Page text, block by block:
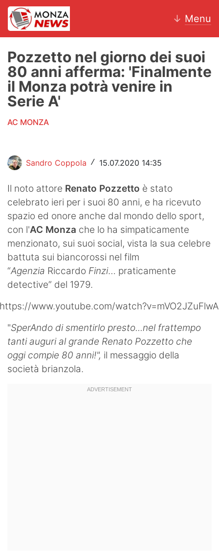
↓ Menu
News
AC Monza
Calcio
Volley
Hockey
Altri sport
Hockey
Pallanuoto
Pallamano
Turismo
Eventi
Pozzetto nel giorno dei suoi
80 anni afferma: 'Finalmente
il Monza potrà venire in
Serie A'
AC MONZA
Sandro Coppola / 15.07.2020 14:35
Il noto attore Renato Pozzetto è stato
celebrato ieri per i suoi 80 anni, e ha ricevuto
spazio ed onore anche dal mondo dello sport,
con l'AC Monza che lo ha simpaticamente
menzionato, sui suoi social, vista la sua celebre
battuta sui biancorossi nel film
“Agenzia Riccardo Finzi… praticamente
detective” del 1979.
https://www.youtube.com/watch?v=mVO2JZuFlwA
"SperAndo di smentirlo presto...nel frattempo
tanti auguri al grande Renato Pozzetto che
oggi compie 8️0️ anni!", il messaggio della
società brianzola.